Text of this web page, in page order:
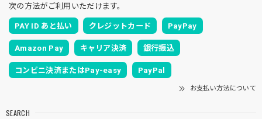
次の方法がご利用いただけます。
PAY ID あと払い クレジットカード PayPay
Amazon Pay キャリア決済 銀行振込
コンビニ決済またはPay-easy PayPal
お支払い方法について
SEARCH